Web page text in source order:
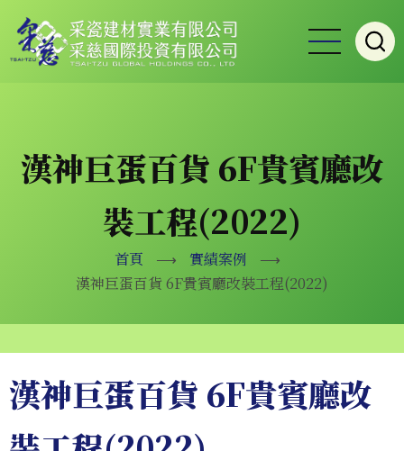
主
漢神巨蛋百貨 6F貴賓廳改
裝工程(2022)
首頁 ⟶ 實績案例
⟶
漢神巨蛋百貨 6F貴賓廳改裝工程(2022)
漢神巨蛋百貨 6F貴賓廳改